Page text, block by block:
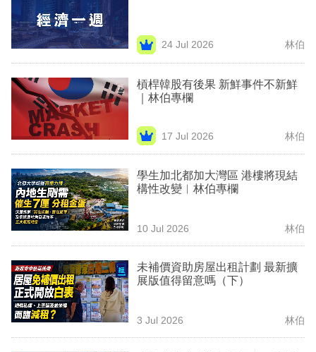
職
場
活
時
事
專
欄
訂
閱
專
區
24 Jul 2026 林伯
槓桿韓股有後果 新鮮事件不新鮮
｜林伯專欄
17 Jul 2026 林伯
學生加北都加大灣區 港樓將現結
構性改變︳林伯專欄
10 Jul 2026 林伯
未補價資助房屋出租計劃 最新擴
展版值得留意嗎（下）
3 Jul 2026 林伯